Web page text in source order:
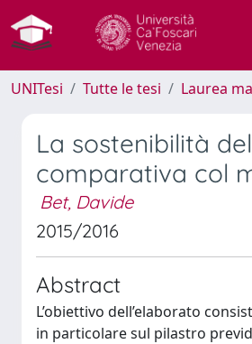
UNITesi Tutte le tesi Laurea
La sostenibilità
comparativa col
Bet, Davide
2015/2016
Abstract
L’obiettivo dell’elaborato
in particolare sul pilastro